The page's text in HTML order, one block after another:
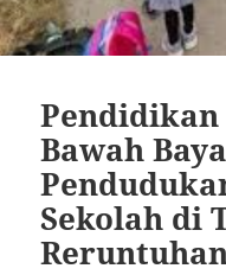
Bawah
Sekolah di